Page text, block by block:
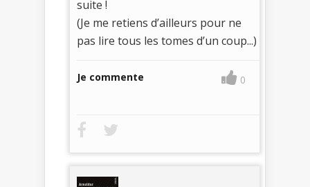
suite !
(Je me retiens d’ailleurs pour ne
pas lire tous les tomes d’un coup...)
Je commente 0